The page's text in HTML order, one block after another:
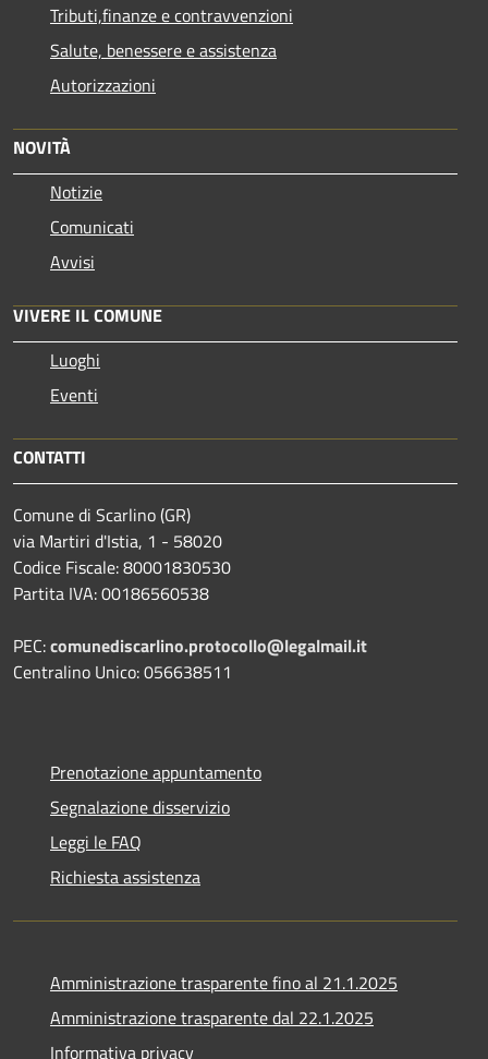
Tributi,finanze e contravvenzioni
Salute, benessere e assistenza
Autorizzazioni
NOVITÀ
Notizie
Comunicati
Avvisi
VIVERE IL COMUNE
Luoghi
Eventi
CONTATTI
Comune di Scarlino (GR)
via Martiri d'Istia, 1 - 58020
Codice Fiscale: 80001830530
Partita IVA: 00186560538
PEC:comunediscarlino.protocollo@legalmail.it
Centralino Unico: 056638511
Prenotazione appuntamento
Segnalazione disservizio
Leggi le FAQ
Richiesta assistenza
Amministrazione trasparente fino al 21.1.2025
Amministrazione trasparente dal 22.1.2025
Informativa privacy